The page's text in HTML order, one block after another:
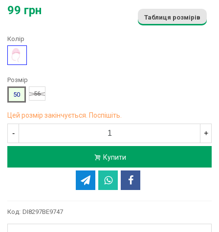
99 грн
Таблиця розмірів
Колір
Рожевий
Розмір
50
56
Цей розмір закінчується. Поспішіть.
- +
Купити
Код: DI8297BE9747